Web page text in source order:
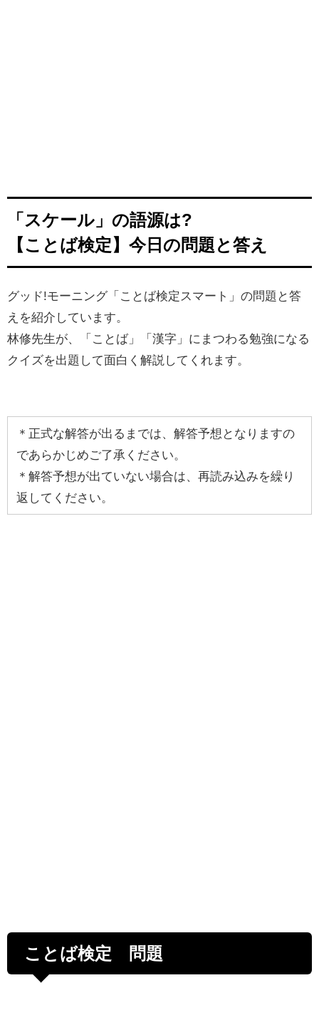
「スケール」の語源は?
【ことば検定】今日の問題と答え
グッド!モーニング「ことば検定スマート」の問題と答
えを紹介しています。
林修先生が、「ことば」「漢字」にまつわる勉強になる
クイズを出題して面白く解説してくれます。
＊正式な解答が出るまでは、解答予想となりますの
であらかじめご了承ください。
＊解答予想が出ていない場合は、再読み込みを繰り
返してください。
ことば検定 問題